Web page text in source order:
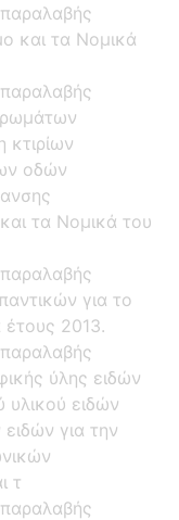
και τα Νομικά
κτιρίων
οδών
τα Νομικά του
για το
2013.
ύλης ειδών
ειδών
για την
τ